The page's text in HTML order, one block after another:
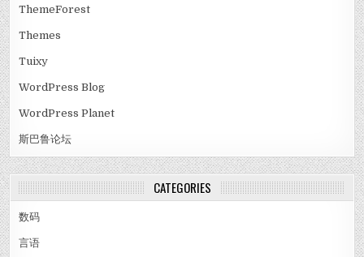
ThemeForest
Themes
Tuixy
WordPress Blog
WordPress Planet
斯巴鲁论坛
CATEGORIES
数码
言语